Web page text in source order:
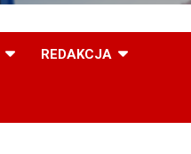
REDAKCJA